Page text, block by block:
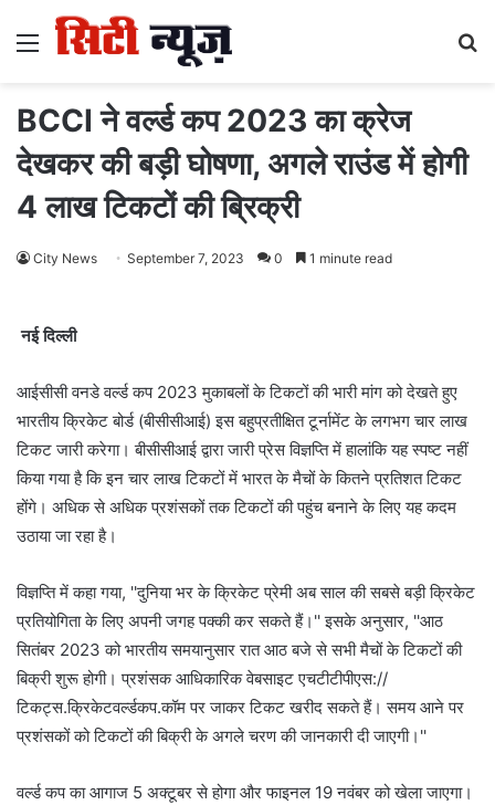
Menu
BCCI ने वर्ल्ड कप 2023 का क्रेज
देखकर की बड़ी घोषणा, अगले राउंड में होगी
4 लाख टिकटों की ब्रिक्री
City News September 7, 2023 0 1 minute read
नई दिल्ली
आईसीसी वनडे वर्ल्ड कप 2023 मुकाबलों के टिकटों की भारी मांग को देखते हुए
भारतीय क्रिकेट बोर्ड (बीसीसीआई) इस बहुप्रतीक्षित टूर्नामेंट के लगभग चार लाख
टिकट जारी करेगा। बीसीसीआई द्वारा जारी प्रेस विज्ञप्ति में हालांकि यह स्पष्ट नहीं
किया गया है कि इन चार लाख टिकटों में भारत के मैचों के कितने प्रतिशत टिकट
होंगे। अधिक से अधिक प्रशंसकों तक टिकटों की पहुंच बनाने के लिए यह कदम
उठाया जा रहा है।
विज्ञप्ति में कहा गया, ''दुनिया भर के क्रिकेट प्रेमी अब साल की सबसे बड़ी क्रिकेट
प्रतियोगिता के लिए अपनी जगह पक्की कर सकते हैं।'' इसके अनुसार, ''आठ
सितंबर 2023 को भारतीय समयानुसार रात आठ बजे से सभी मैचों के टिकटों की
बिक्री शुरू होगी। प्रशंसक आधिकारिक वेबसाइट एचटीटीपीएस://
टिकट्स.क्रिकेटवर्ल्डकप.कॉम पर जाकर टिकट खरीद सकते हैं। समय आने पर
प्रशंसकों को टिकटों की बिक्री के अगले चरण की जानकारी दी जाएगी।''
वर्ल्ड कप का आगाज 5 अक्टूबर से होगा और फाइनल 19 नवंबर को खेला जाएगा।